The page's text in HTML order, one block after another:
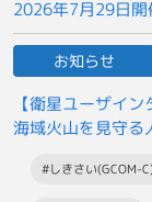
2026年7月29日開
お知らせ
【衛星ユーザイン
海域火山を見守る
#しきさい(GCOM-